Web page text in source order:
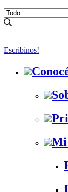
Escribinos!
Mi